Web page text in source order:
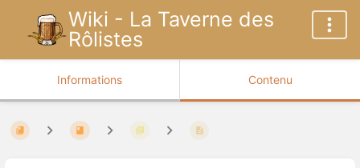
Wiki - La Taverne des
Rôlistes
Informations Contenu